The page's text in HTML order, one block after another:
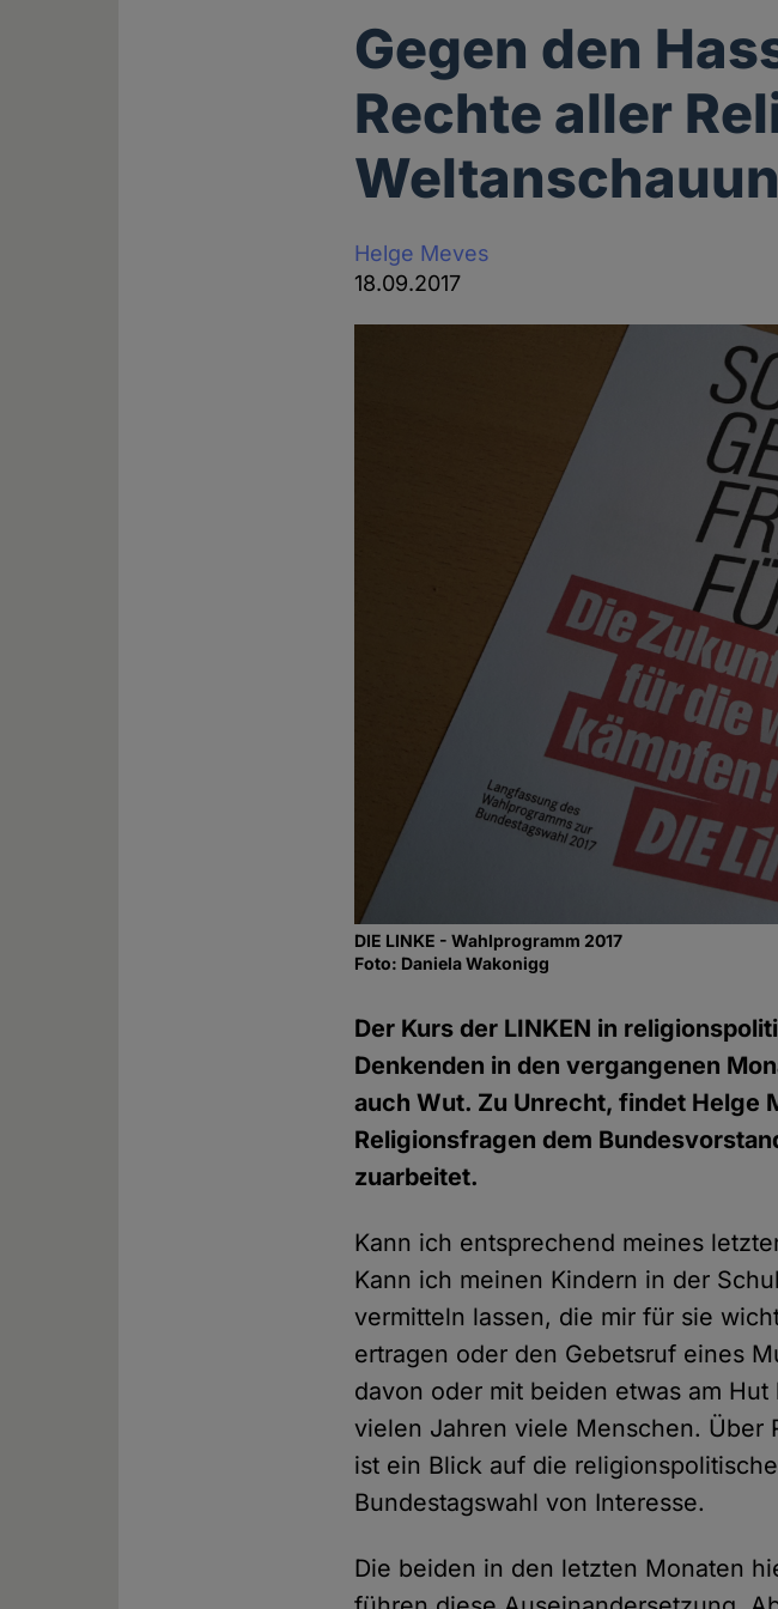
Gegen den
Rechte aller
Helge Meves
18.09.2017
DIE LINKE - Wahlprogramm 2017
Foto: Daniela Wakonigg
Der Kurs der LINKEN in
Denkenden in den vergangenen
auch Wut. Zu Unrecht, findet Helge
Religionsfragen dem
zuarbeitet.
Kann ich entsprechend meines
Kann ich meinen Kindern in der
vermitteln lassen, die mir für sie
ertragen oder den Gebetsruf eines
davon oder mit beiden etwas am
vielen Jahren viele Menschen. Über
ist ein Blick auf die
Bundestagswahl von Interesse.
Die beiden in den letzten Monaten